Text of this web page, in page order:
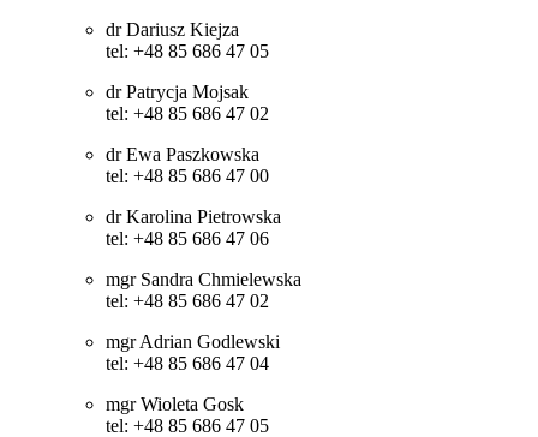
dr Dariusz Kiejza
tel: +48 85 686 47 05
dr Patrycja Mojsak
tel: +48 85 686 47 02
dr Ewa Paszkowska
tel: +48 85 686 47 00
dr Karolina Pietrowska
tel: +48 85 686 47 06
mgr Sandra Chmielewska
tel: +48 85 686 47 02
mgr Adrian Godlewski
tel: +48 85 686 47 04
mgr Wioleta Gosk
tel: +48 85 686 47 05